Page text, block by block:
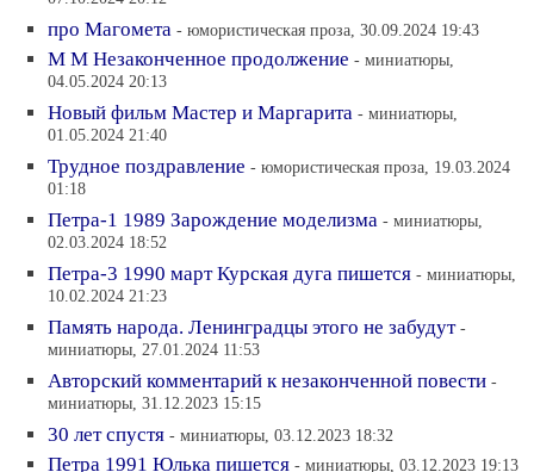
про Магомета - юмористическая проза, 30.09.2024 19:43
М М Незаконченное продолжение - миниатюры,
04.05.2024 20:13
Новый фильм Мастер и Маргарита - миниатюры,
01.05.2024 21:40
Трудное поздравление - юмористическая проза, 19.03.2024
01:18
Петра-1 1989 Зарождение моделизма - миниатюры,
02.03.2024 18:52
Петра-3 1990 март Курская дуга пишется - миниатюры,
10.02.2024 21:23
Память народа. Ленинградцы этого не забудут -
миниатюры, 27.01.2024 11:53
Авторский комментарий к незаконченной повести -
миниатюры, 31.12.2023 15:15
30 лет спустя - миниатюры, 03.12.2023 18:32
Петра 1991 Юлька пишется - миниатюры, 03.12.2023 19:13